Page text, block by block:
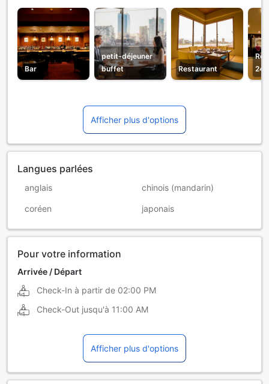
Bar
petit-déjeuner
buffet
Restaurant
Afficher plus d'options
Langues parlées
anglais chinois (mandarin)
coréen japonais
Pour votre information
Arrivée / Départ
Check-In à partir de 02:00 PM
Check-Out jusqu'à 11:00 AM
Afficher plus d'options